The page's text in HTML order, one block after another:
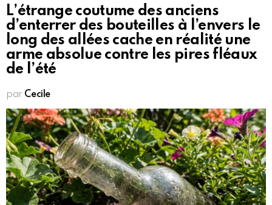
L’étrange coutume des anciens
d’enterrer des bouteilles à l’envers le
long des allées cache en réalité une
arme absolue contre les pires fléaux
de l’été
par Cecile